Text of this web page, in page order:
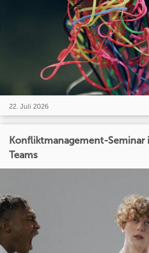
22. Juli 2026
Konfliktmanagement-Seminar
Teams